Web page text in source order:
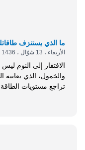
نستطيع أن نتحرك
ما الذي يستنزف
الأربعاء ، 13 شوّال ، 1436 الموافق 29 يوليو 2015
الافتقار إلى النوم
تراجع مستويات
وأنماط حياتهم؛ فهناك
الرئيسية وراء